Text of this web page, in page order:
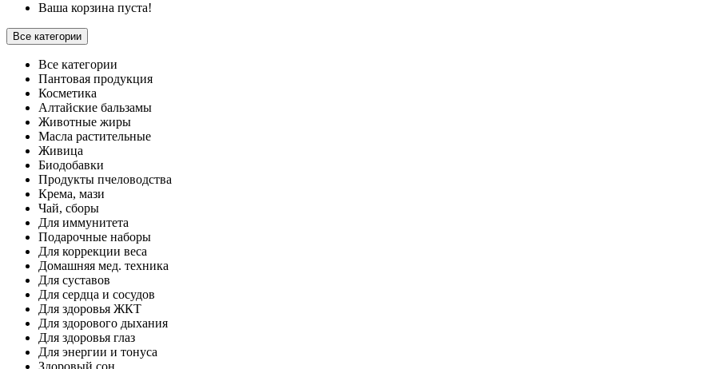
Ваша корзина пуста!
Все категории
Все категории
Пантовая продукция
Косметика
Алтайские бальзамы
Животные жиры
Масла растительные
Живица
Биодобавки
Продукты пчеловодства
Крема, мази
Чай, сборы
Для иммунитета
Подарочные наборы
Для коррекции веса
Домашняя мед. техника
Для суставов
Для сердца и сосудов
Для здоровья ЖКТ
Для здорового дыхания
Для здоровья глаз
Для энергии и тонуса
Здоровый сон